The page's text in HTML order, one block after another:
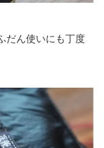
だん使いにも丁度